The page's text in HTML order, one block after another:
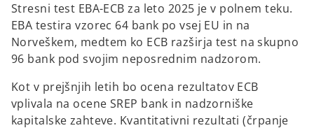
Stresni test EBA-ECB za leto 2025 je v polnem teku.
EBA testira vzorec 64 bank po vsej EU in na
Norveškem, medtem ko ECB razširja test na skupno
96 bank pod svojim neposrednim nadzorom.
Kot v prejšnjih letih bo ocena rezultatov ECB
vplivala na ocene SREP bank in nadzorniške
kapitalske zahteve. Kvantitativni rezultati (črpanje